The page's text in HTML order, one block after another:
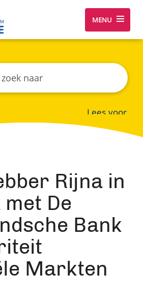
MENU
Lees voor
Rijna in
De
Bank
Markten